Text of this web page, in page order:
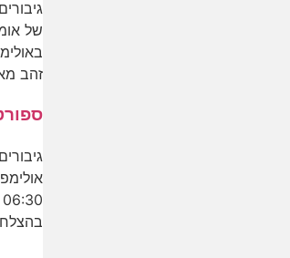
של
זהב
ספורט 5 גולד 08-